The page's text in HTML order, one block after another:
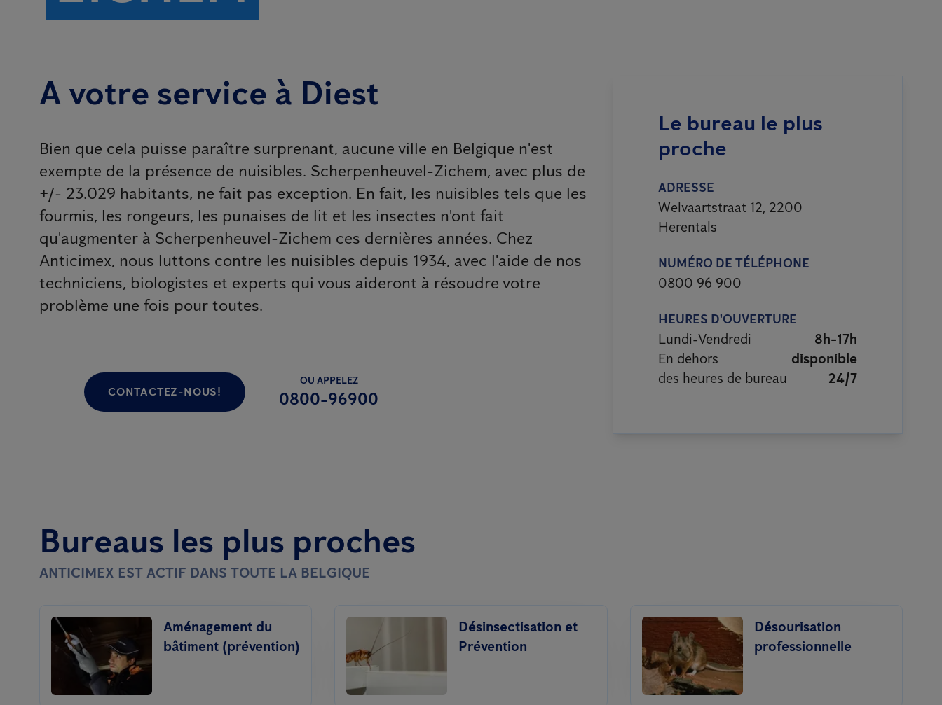
A votre service à Diest
Bien que cela puisse paraître surprenant, aucune ville en Belgique n'est
exempte de la présence de nuisibles. Scherpenheuvel-Zichem, avec plus de
+/- 23.029 habitants, ne fait pas exception. En fait, les nuisibles tels que les
fourmis, les rongeurs, les punaises de lit et les insectes n'ont fait
qu'augmenter à Scherpenheuvel-Zichem ces dernières années. Chez
Anticimex, nous luttons contre les nuisibles depuis 1934, avec l'aide de nos
techniciens, biologistes et experts qui vous aideront à résoudre votre
problème une fois pour toutes.
CONTACTEZ-NOUS!
OU APPELEZ
0800-96900
Le bureau le plus
proche
ADRESSE
Welvaartstraat 12, 2200
Herentals
NUMÉRO DE TÉLÉPHONE
0800 96 900
HEURES D'OUVERTURE
Lundi-Vendredi
8h-17h
En dehors
disponible
des heures de bureau
24/7
Bureaus les plus proches
ANTICIMEX EST ACTIF DANS TOUTE LA BELGIQUE
Aménagement du
bâtiment (prévention)
Désinsectisation et
Prévention
Désourisation
professionnelle